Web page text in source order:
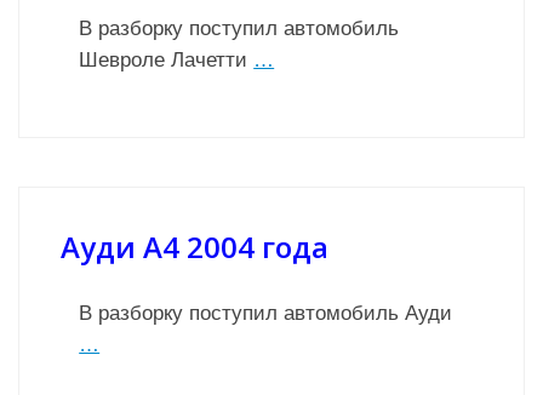
В разборку поступил автомобиль
Шевроле Лачетти …
Ауди А4 2004 года
В разборку поступил автомобиль Ауди
…